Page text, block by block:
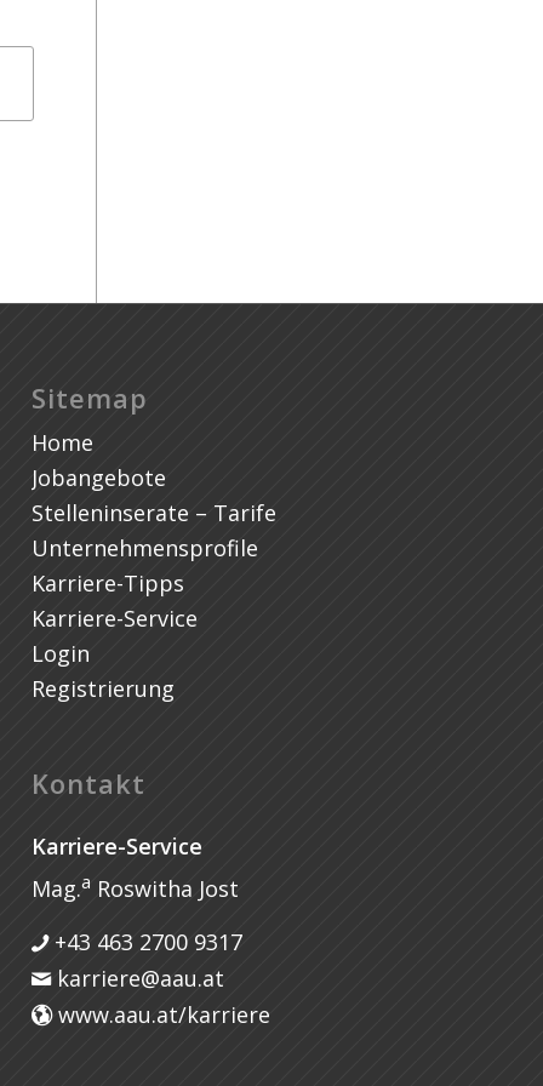
Sitemap
Home
Jobangebote
Stelleninserate – Tarife
Unternehmensprofile
Karriere-Tipps
Karriere-Service
Login
Registrierung
Kontakt
Karriere-Service
Mag.a Roswitha Jost
+43 463 2700 9317
karriere@aau.at
www.aau.at/karriere